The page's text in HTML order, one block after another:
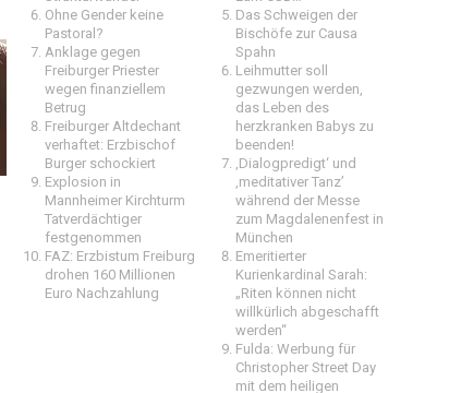
Ohne Gender keine
Pastoral?
Anklage gegen
Freiburger Priester
wegen finanziellem
Betrug
Freiburger Altdechant
verhaftet: Erzbischof
Burger schockiert
Explosion in
Mannheimer Kirchturm 
Tatverdächtiger
festgenommen
FAZ: Erzbistum Freiburg
drohen 160 Millionen
Euro Nachzahlung
Das Schweigen der
Bischöfe zur Causa
Spahn
Leihmutter soll
gezwungen werden,
das Leben des
herzkranken Babys zu
beenden!
‚Dialogpredigt‘ und
‚meditativer Tanz’
während der Messe
zum Magdalenenfest in
München
Emeritierter
Kurienkardinal Sarah:
„Riten können nicht
willkürlich abgeschafft
werden“
Fulda: Werbung für
Christopher Street Day
mit dem heiligen